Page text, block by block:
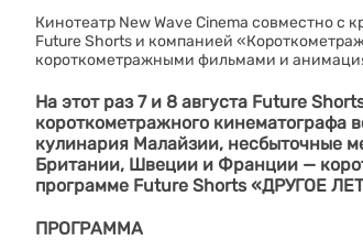
Кинотеатр New Wave Cinema совместно
Future Shorts и компанией
короткометражными фильмами и
На этот раз 7 и 8 августа Future
короткометражного кинематографа
кулинария Малайзии, несбыточные
Британии, Швеции и Франции —
программе Future Shorts «ДРУГОЕ
ПРОГРАММА